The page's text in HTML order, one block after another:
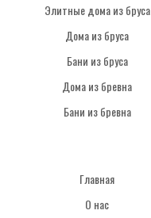
Элитные дома из бруса
Дома из бруса
Бани из бруса
Дома из бревна
Бани из бревна
Главная
О нас